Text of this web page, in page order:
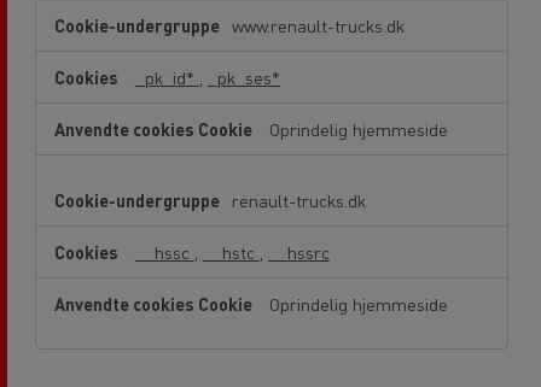
Performance
www.renault-trucks.dk
_pk_id* _pk_ses*
Oprindelig hjemmeside
renault-trucks.dk
__hssc __hstc __hssrc
Oprindelig hjemmeside